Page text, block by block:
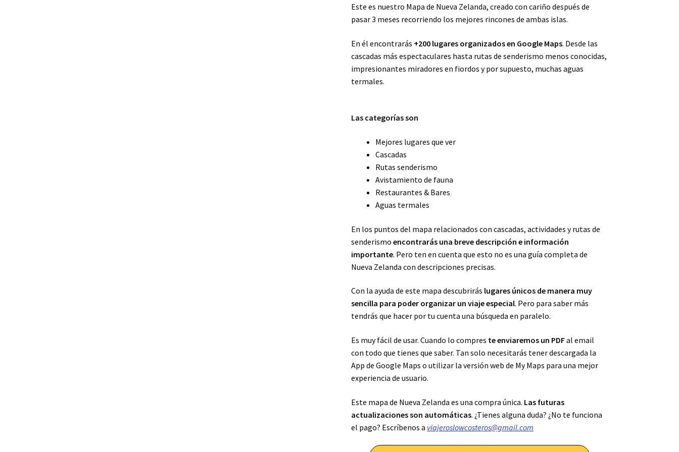
Este es nuestro Mapa de Nueva Zelanda, creado con cariño después de
pasar 3 meses recorriendo los mejores rincones de ambas islas.
En él encontrarás +200 lugares organizados en Google Maps. Desde las
cascadas más espectaculares hasta rutas de senderismo menos conocidas,
impresionantes miradores en fiordos y por supuesto, muchas aguas
termales.
Las categorías son
Mejores lugares que ver
Cascadas
Rutas senderismo
Avistamiento de fauna
Restaurantes & Bares
Aguas termales
En los puntos del mapa relacionados con cascadas, actividades y rutas de
senderismoencontrarás una breve descripción e información
importante. Pero ten en cuenta que esto no es una guía completa de
Nueva Zelanda con descripciones precisas.
Con la ayuda de este mapa descubrirás lugares únicos de manera muy
sencilla para poder organizar un viaje especial. Pero para saber más
tendrás que hacer por tu cuenta una búsqueda en paralelo.
Es muy fácil de usar. Cuando lo compres te enviaremos un PDFal email
con todo que tienes que saber. Tan solo necesitarás tener descargada la
App de Google Maps o utilizar la versión web de My Maps para una mejor
experiencia de usuario.
Este mapa de Nueva Zelanda es una compra única. Las futuras
actualizaciones son automáticas. ¿Tienes alguna duda? ¿No te funciona
el pago? Escríbenos a viajeroslowcosteros@gmail.com